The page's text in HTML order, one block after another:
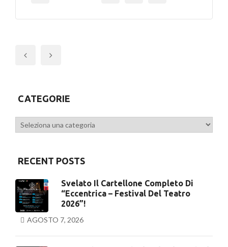
CATEGORIE
Categorie
RECENT POSTS
Svelato Il Cartellone Completo Di
“Eccentrica – Festival Del Teatro
2026”!
AGOSTO 7, 2026